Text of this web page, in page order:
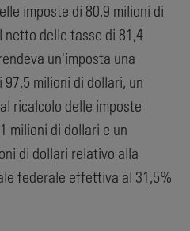
imposte di 80,9 milioni di
netto delle tasse di 81,4
un'imposta una
milioni di dollari, un
ricalcolo delle imposte
milioni di dollari e un
di dollari relativo alla
federale effettiva al 31,5%